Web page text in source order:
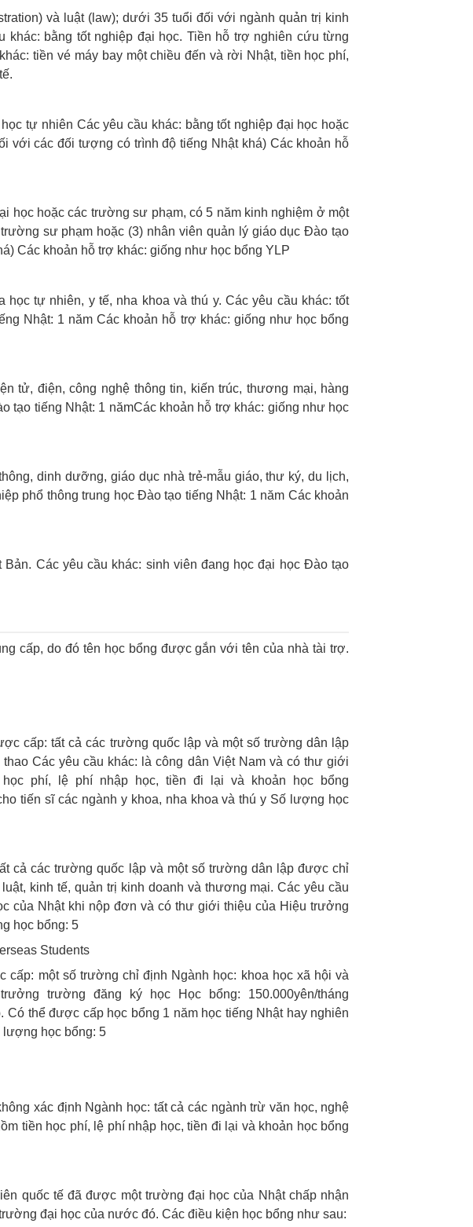
và luật (law); dưới 35 tuổi đối với ngành quản trị kinh
khác: bằng tốt nghiệp đại học. Tiền hỗ trợ nghiên cứu từng
tiền vé máy bay một chiều đến và rời Nhật, tiền học phí,
tự nhiên Các yêu cầu khác: bằng tốt nghiệp đại học hoặc
với các đối tượng có trình độ tiếng Nhật khá) Các khoản hỗ
học hoặc các trường sư phạm, có 5 năm kinh nghiệm ở một
sư phạm hoặc (3) nhân viên quản lý giáo dục Đào tạo
Các khoản hỗ trợ khác: giống như học bổng YLP
học tự nhiên, y tế, nha khoa và thú y. Các yêu cầu khác: tốt
Nhật: 1 năm Các khoản hỗ trợ khác: giống như học bổng
tử, điện, công nghệ thông tin, kiến trúc, thương mại, hàng
tạo tiếng Nhật: 1 nămCác khoản hỗ trợ khác: giống như học
dinh dưỡng, giáo dục nhà trẻ-mẫu giáo, thư ký, du lịch,
phổ thông trung học Đào tạo tiếng Nhật: 1 năm Các khoản
Bản. Các yêu cầu khác: sinh viên đang học đại học Đào tạo
cấp, do đó tên học bổng được gắn với tên của nhà tài trợ.
cấp: tất cả các trường quốc lập và một số trường dân lập
thao Các yêu cầu khác: là công dân Việt Nam và có thư giới
học phí, lệ phí nhập học, tiền đi lại và khoản học bổng
tiến sĩ các ngành y khoa, nha khoa và thú y Số lượng học
cả các trường quốc lập và một số trường dân lập được chỉ
kinh tế, quản trị kinh doanh và thương mại. Các yêu cầu
của Nhật khi nộp đơn và có thư giới thiệu của Hiệu trưởng
học bổng: 5
Students
cấp: một số trường chỉ định Ngành học: khoa học xã hội và
trường đăng ký học
Học bổng: 150.000yên/tháng
Có thể được cấp học bổng 1 năm học tiếng Nhật hay nghiên
lượng học bổng: 5
xác định Ngành học: tất cả các ngành trừ văn học, nghệ
tiền học phí, lệ phí nhập học, tiền đi lại và khoản học bổng
quốc tế đã được một trường đại học của Nhật chấp nhận
đại học của nước đó. Các điều kiện học bổng như sau: